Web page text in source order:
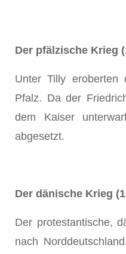
Der pfälzische Krieg
Unter Tilly
Pfalz. Da der
dem Kaiser
abgesetzt.
Der dänische Krieg
Der protestantische,
nach